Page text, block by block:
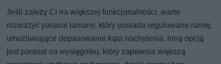
Jeśli zależy Ci na większej funkcjonalności, warto
rozważyć parasol łamany, który posiada regulowane ramię,
umożliwiające dopasowanie kąta nachylenia. Inną opcją
jest parasol na wysięgniku, który zapewnia większą